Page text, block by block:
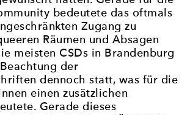
bedeutete das oftmals
Zugang zu
Räumen und Absagen
meisten CSDs in Brandenburg
der
dennoch statt, was für die
einen zusätzlichen
Gerade dieses